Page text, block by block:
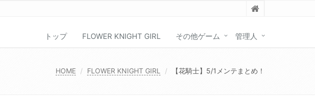
トップ FLOWER KNIGHT GIRL その他ゲーム 管理人
HOME FLOWER KNIGHT GIRL 【花騎士】5/1メンテまとめ！